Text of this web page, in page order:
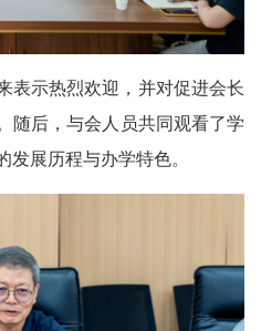
表示热烈欢迎，并对促进会长
随后，与会人员共同观看了学
展历程与办学特色。